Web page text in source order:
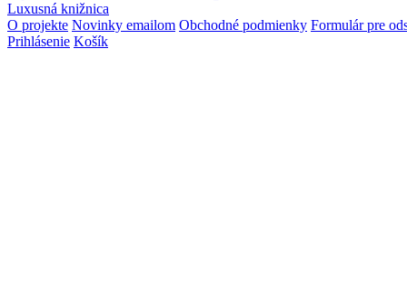
Luxusná knižnica
O projekte Novinky emailom Obchodné podmienky Formulár pre
Prihlásenie Košík